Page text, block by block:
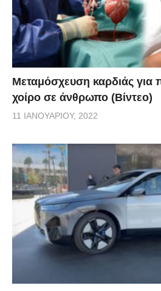
Μεταμόσχευση καρδιάς
χοίρο σε άνθρωπο (Βίντεο)
11 ΙΑΝΟΥΑΡΊΟΥ, 2022